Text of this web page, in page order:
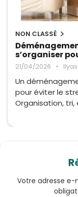
NON CLASSÉ
s’organiser
21/04/2026 • Ilyas
Un
pour éviter le
Organisation, tri,
Votre adresse e-